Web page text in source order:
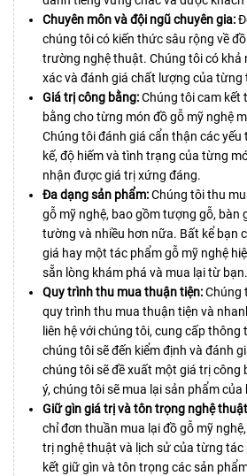
Chuyên môn và đội ngũ chuyên gia:
chúng tôi có kiến thức sâu rộng về
trường nghệ thuật. Chúng tôi có khả
xác và đánh giá chất lượng của từng
Giá trị công bằng:Chúng tôi cam kết
bằng cho từng món đồ gỗ mỹ nghệ
Chúng tôi đánh giá cẩn thận các yếu
kế, độ hiếm và tình trạng của từng
nhận được giá trị xứng đáng.
Đa dạng sản phẩm:Chúng tôi thu
gỗ mỹ nghệ, bao gồm tượng gỗ, bàn
tường và nhiều hơn nữa. Bất kể bạn
giá hay một tác phẩm gỗ mỹ nghệ
sẵn lòng khám phá và mua lại từ bạn.
Quy trình thu mua thuận tiện:Chúng
quy trình thu mua thuận tiện và
liên hệ với chúng tôi, cung cấp thông
chúng tôi sẽ đến kiểm định và đánh
chúng tôi sẽ đề xuất một giá trị công
ý, chúng tôi sẽ mua lại sản phẩm
Giữ gìn giá trị và tôn trọng nghệ
chỉ đơn thuần mua lại đồ gỗ mỹ
trị nghệ thuật và lịch sử của từng tác
kết giữ gìn và tôn trọng các sản